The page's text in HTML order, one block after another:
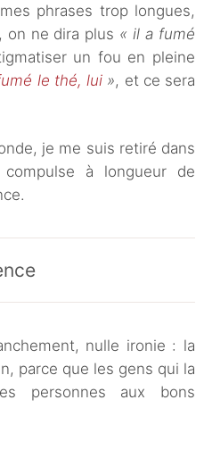
phrases trop longues,
on ne dira plus « il a fumé
un fou en pleine
le thé, lui », et ce sera
je me suis retiré dans
à longueur de
nulle ironie : la
parce que les gens qui la
personnes aux bons